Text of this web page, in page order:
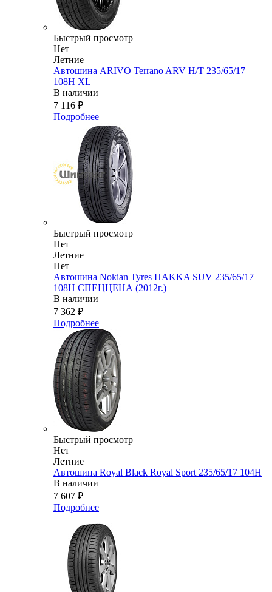
Быстрый просмотр
Нет
Летние
Автошина ARIVO Terrano ARV H/T 235/65/17
108H XL
В наличии
7 116 ₽
Подробнее
Быстрый просмотр
Нет
Летние
Нет
Автошина Nokian Tyres HAKKA SUV 235/65/17
108H СПЕЦЦЕНА (2012г.)
В наличии
7 362 ₽
Подробнее
Быстрый просмотр
Нет
Летние
Автошина Royal Black Royal Sport 235/65/17 104H
В наличии
7 607 ₽
Подробнее